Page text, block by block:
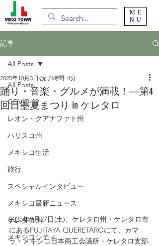
ME
NU
記事
All Posts
COVID-19
レオン・グアナファト州
ハリスコ州
メキシコ生活
旅行
スペシャルインタビュー
メキシコ最新ニュース
ケレタロ州
メキシコシティ
All Posts
踊り・音楽・グルメが満載！―第4
回日墨夏まつり in ケレタロ
2025年10月3日 読了時間: 4分
2025年9月27日(土)、ケレタロ州・ケレタロ市
にあるFUJITAYA QUERETAROにて、カマ
ラ・メキシコ日本商工会議所・ケレタロ支部